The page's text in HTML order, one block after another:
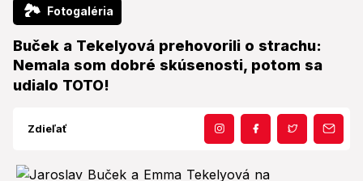
🏞 Fotogaléria
Buček a Tekelyová prehovorili o strachu:
Nemala som dobré skúsenosti, potom sa
udialo TOTO!
Zdieľať